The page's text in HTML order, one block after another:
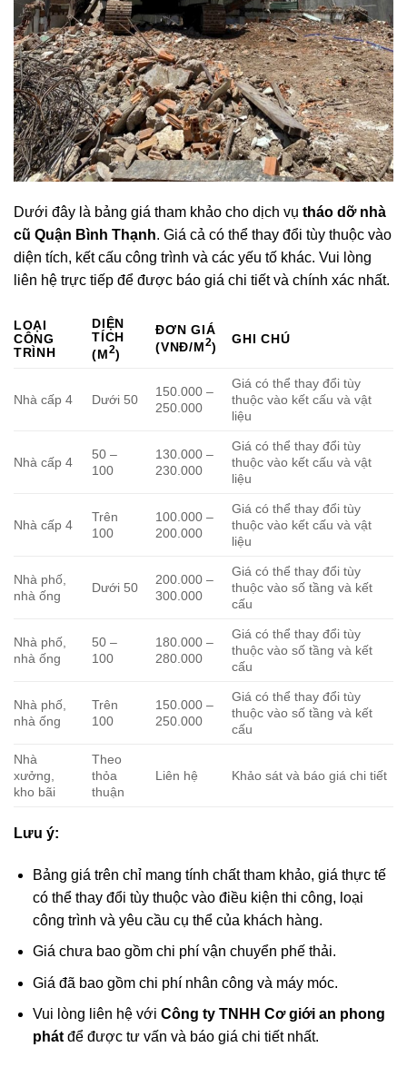
Dưới đây là bảng giá tham khảo cho dịch vụ tháo dỡ nhà
cũ Quận Bình Thạnh. Giá cả có thể thay đổi tùy thuộc vào
diện tích, kết cấu công trình và các yếu tố khác. Vui lòng
liên hệ trực tiếp để được báo giá chi tiết và chính xác nhất.
LOẠI
CÔNG
TRÌNH
DIỆN
TÍCH
(M2)
ĐƠN GIÁ
(VNĐ/M2)
GHI CHÚ
Nhà cấp 4 Dưới 50
150.000 –
250.000
Giá có thể thay đổi tùy
thuộc vào kết cấu và vật
liệu
Nhà cấp 4
50 –
100
130.000 –
230.000
Giá có thể thay đổi tùy
thuộc vào kết cấu và vật
liệu
Nhà cấp 4
Trên
100
100.000 –
200.000
Giá có thể thay đổi tùy
thuộc vào kết cấu và vật
liệu
Nhà phố,
nhà ống
Dưới 50
200.000 –
300.000
Giá có thể thay đổi tùy
thuộc vào số tầng và kết
cấu
Nhà phố,
nhà ống
50 –
100
180.000 –
280.000
Giá có thể thay đổi tùy
thuộc vào số tầng và kết
cấu
Nhà phố,
nhà ống
Trên
100
150.000 –
250.000
Giá có thể thay đổi tùy
thuộc vào số tầng và kết
cấu
Nhà
xưởng,
kho bãi
Theo
thỏa
thuận
Liên hệ Khảo sát và báo giá chi tiết
Lưu ý:
Bảng giá trên chỉ mang tính chất tham khảo, giá thực tế
có thể thay đổi tùy thuộc vào điều kiện thi công, loại
công trình và yêu cầu cụ thể của khách hàng.
Giá chưa bao gồm chi phí vận chuyển phế thải.
Giá đã bao gồm chi phí nhân công và máy móc.
Vui lòng liên hệ với Công ty TNHH Cơ giới an phong
phátđể được tư vấn và báo giá chi tiết nhất.